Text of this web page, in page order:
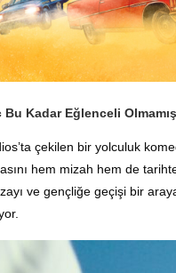
Kadar Eğlenceli
çekilen bir yolculuk
hem mizah hem de
ve gençliğe geçişi bir